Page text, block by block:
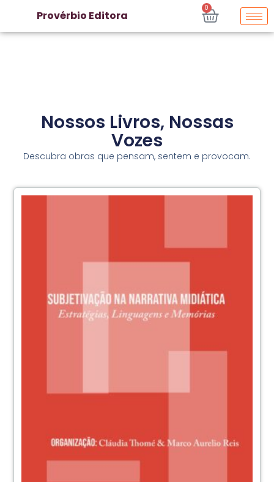
Provérbio Editora
0
Nossos Livros, Nossas
Vozes
Descubra obras que pensam, sentem e provocam.